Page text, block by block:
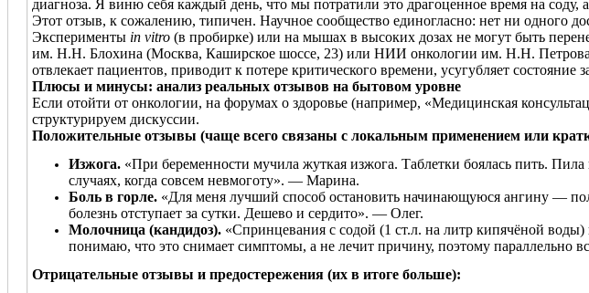
диагноза. Я виню себя каждый день, что мы потратили это драгоценное время на
Этот отзыв, к сожалению, типичен. Научное сообщество единогласно: нет ни одного
Эксперименты in vitro (в пробирке) или на мышах в высоких дозах не могут быть
им. Н.Н. Блохина (Москва, Каширское шоссе, 23) или НИИ онкологии им. Н.Н. Петрова
отвлекает пациентов, приводит к потере критического времени, усугубляет
Плюсы и минусы: анализ реальных отзывов на бытовом уровне
Если отойти от онкологии, на форумах о здоровье (например, «Медицинская
структурируем дискуссии.
Положительные отзывы (чаще всего связаны с локальным применением или
Изжога. «При беременности мучила жуткая изжога. Таблетки боялась пить.
случаях, когда совсем невмоготу». — Марина.
Боль в горле. «Для меня лучший способ остановить начинающуюся ангину —
болезнь отступает за сутки. Дешево и сердито». — Олег.
Молочница (кандидоз). «Спринцевания с содой (1 ст.л. на литр кипячёной
понимаю, что это снимает симптомы, а не лечит причину, поэтому параллельно
Отрицательные отзывы и предостережения (их в итоге больше):